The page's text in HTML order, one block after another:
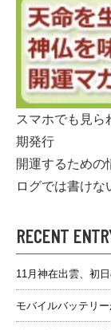
スマホでも見ら
期発行
開運するための
ログでは書けな
RECENT
11月神在出雲、初
モバイルバッテリ